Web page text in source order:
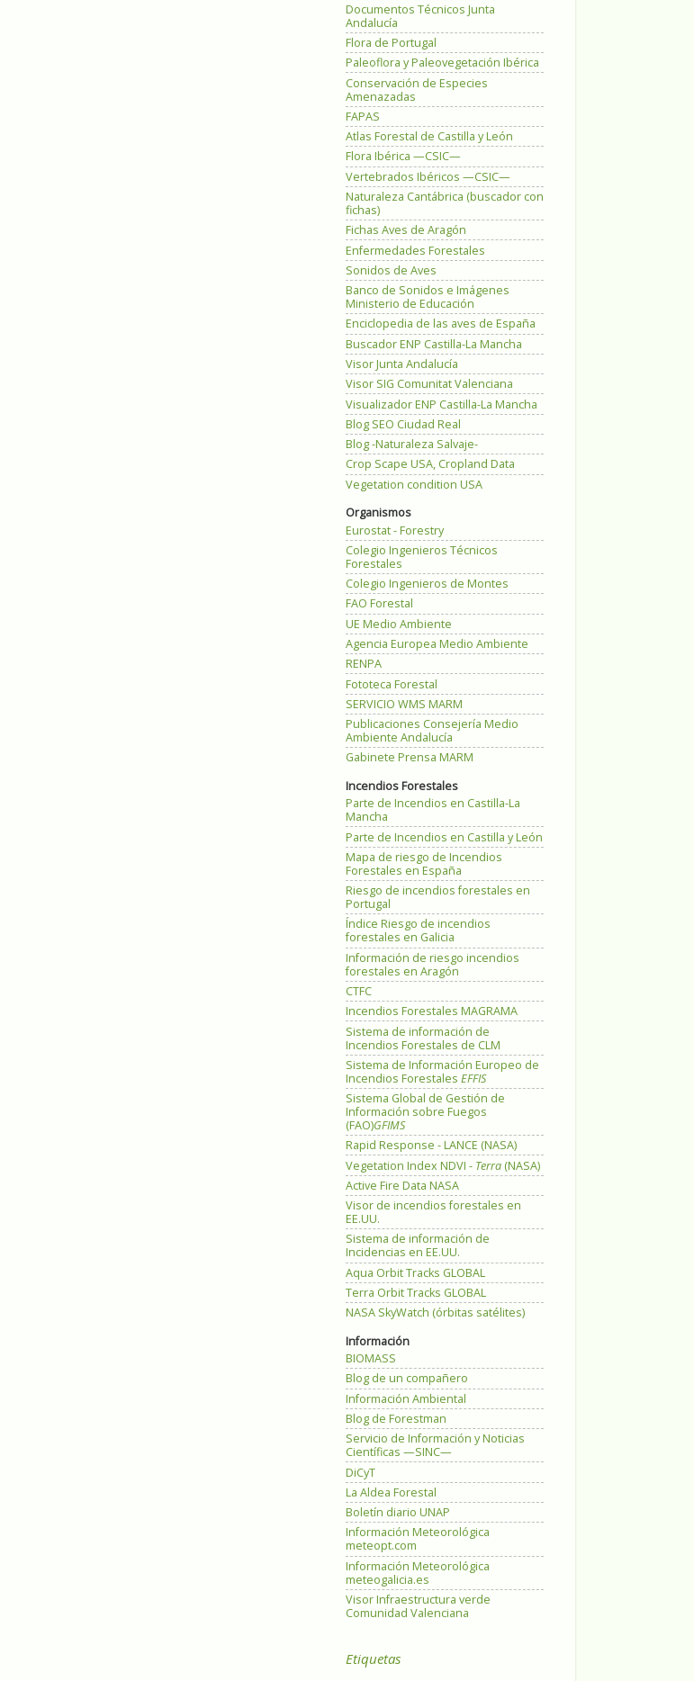
Documentos Técnicos Junta
Andalucía
Flora de Portugal
Paleoflora y Paleovegetación Ibérica
Conservación de Especies
Amenazadas
FAPAS
Atlas Forestal de Castilla y León
Flora Ibérica —CSIC—
Vertebrados Ibéricos —CSIC—
Naturaleza Cantábrica (buscador con
fichas)
Fichas Aves de Aragón
Enfermedades Forestales
Sonidos de Aves
Banco de Sonidos e Imágenes
Ministerio de Educación
Enciclopedia de las aves de España
Buscador ENP Castilla-La Mancha
Visor Junta Andalucía
Visor SIG Comunitat Valenciana
Visualizador ENP Castilla-La Mancha
Blog SEO Ciudad Real
Blog -Naturaleza Salvaje-
Crop Scape USA, Cropland Data
Vegetation condition USA
Organismos
Eurostat - Forestry
Colegio Ingenieros Técnicos
Forestales
Colegio Ingenieros de Montes
FAO Forestal
UE Medio Ambiente
Agencia Europea Medio Ambiente
RENPA
Fototeca Forestal
SERVICIO WMS MARM
Publicaciones Consejería Medio
Ambiente Andalucía
Gabinete Prensa MARM
Incendios Forestales
Parte de Incendios en Castilla-La
Mancha
Parte de Incendios en Castilla y León
Mapa de riesgo de Incendios
Forestales en España
Riesgo de incendios forestales en
Portugal
Índice Riesgo de incendios
forestales en Galicia
Información de riesgo incendios
forestales en Aragón
CTFC
Incendios Forestales MAGRAMA
Sistema de información de
Incendios Forestales de CLM
Sistema de Información Europeo de
Incendios Forestales EFFIS
Sistema Global de Gestión de
Información sobre Fuegos
(FAO)GFIMS
Rapid Response - LANCE (NASA)
Vegetation Index NDVI - Terra (NASA)
Active Fire Data NASA
Visor de incendios forestales en
EE.UU.
Sistema de información de
Incidencias en EE.UU.
Aqua Orbit Tracks GLOBAL
Terra Orbit Tracks GLOBAL
NASA SkyWatch (órbitas satélites)
Información
BIOMASS
Blog de un compañero
Información Ambiental
Blog de Forestman
Servicio de Información y Noticias
Científicas —SINC—
DiCyT
La Aldea Forestal
Boletín diario UNAP
Información Meteorológica
meteopt.com
Información Meteorológica
meteogalicia.es
Visor Infraestructura verde
Comunidad Valenciana
Etiquetas